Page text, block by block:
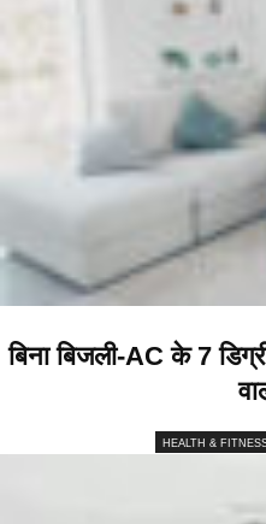
बिना बिजली-AC के 7
HEALTH &